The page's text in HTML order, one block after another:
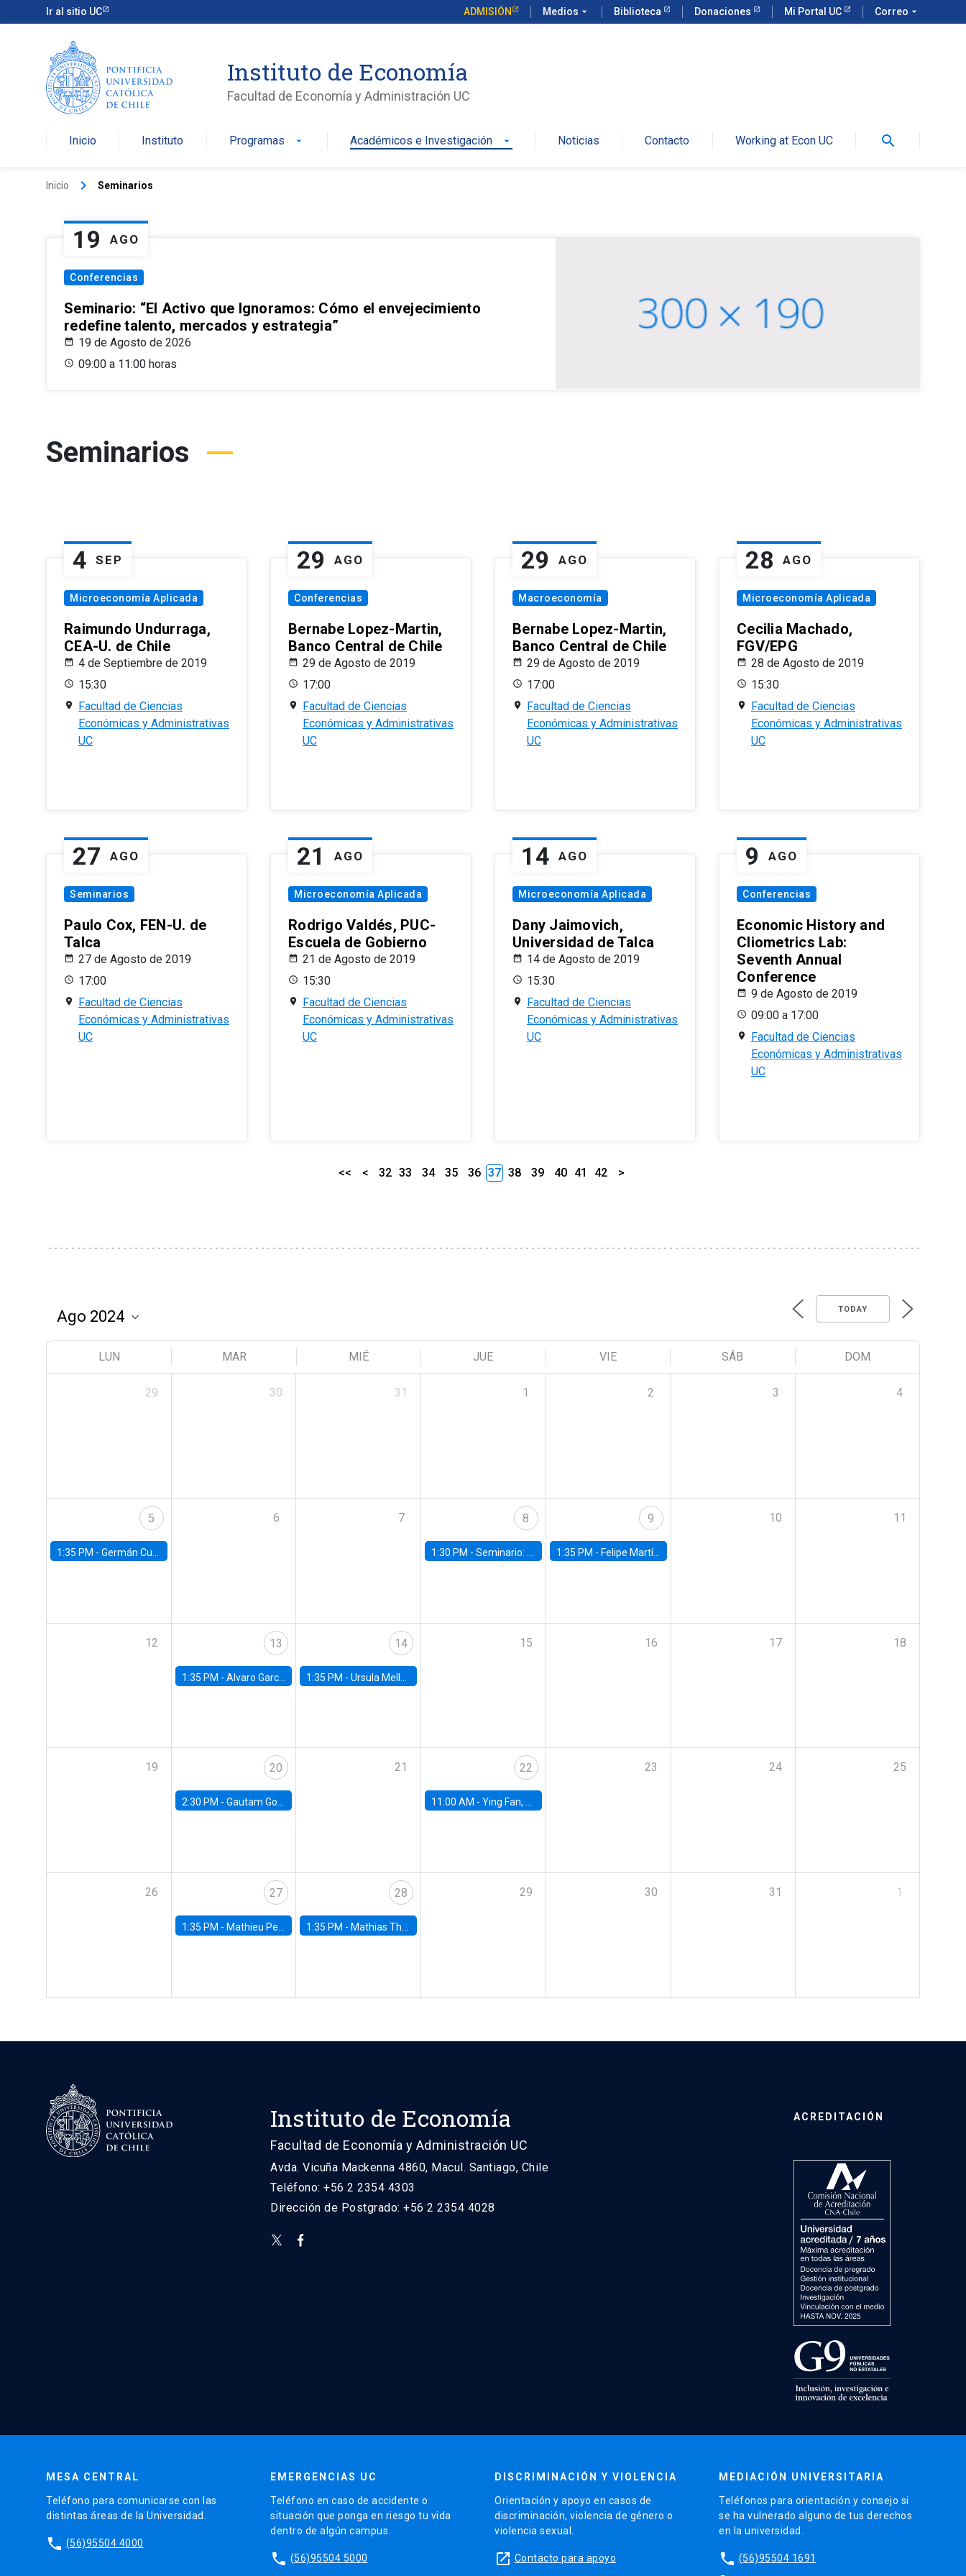
Ir al sitio UC ADMISIÓN Medios arrow_drop_down Biblioteca Donaciones Mi Portal UC Correo arrow_drop_down
Instituto de Economía
Facultad de Economía y Administración UC
Inicio Instituto Programas arrow_drop_down Académicos e Investigación arrow_drop_down Noticias Contacto Working at Econ UC search
Inicio keyboard_arrow_right Seminarios
19 AGO
Conferencias
Seminario: “El Activo que Ignoramos: Cómo el envejecimiento
redefine talento, mercados y estrategia”
19 de Agosto de 2026
09:00 a 11:00 horas
Seminarios
4 SEP
Microeconomía Aplicada
Raimundo Undurraga,
CEA-U. de Chile
4 de Septiembre de 2019
15:30
Facultad de Ciencias
Económicas y Administrativas
UC
29 AGO
Conferencias
Bernabe Lopez-Martin,
Banco Central de Chile
29 de Agosto de 2019
17:00
Facultad de Ciencias
Económicas y Administrativas
UC
29 AGO
Macroeconomía
Bernabe Lopez-Martin,
Banco Central de Chile
29 de Agosto de 2019
17:00
Facultad de Ciencias
Económicas y Administrativas
UC
28 AGO
Microeconomía Aplicada
Cecilia Machado,
FGV/EPG
28 de Agosto de 2019
15:30
Facultad de Ciencias
Económicas y Administrativas
UC
27 AGO
Seminarios
Paulo Cox, FEN-U. de
Talca
27 de Agosto de 2019
17:00
Facultad de Ciencias
Económicas y Administrativas
UC
21 AGO
Microeconomía Aplicada
Rodrigo Valdés, PUC-
Escuela de Gobierno
21 de Agosto de 2019
15:30
Facultad de Ciencias
Económicas y Administrativas
UC
14 AGO
Microeconomía Aplicada
Dany Jaimovich,
Universidad de Talca
14 de Agosto de 2019
15:30
Facultad de Ciencias
Económicas y Administrativas
UC
9 AGO
Conferencias
Economic History and
Cliometrics Lab:
Seventh Annual
Conference
9 de Agosto de 2019
09:00 a 17:00
Facultad de Ciencias
Económicas y Administrativas
UC
<< < 32 33 34 35 36 37 38 39 40 41 42 >
TODAY
LUN MAR MIÉ JUE VIE SÁB DOM
29 30 31 1 2 3 4
5
1:35 PM - Germán Cubas, University of Houston
6 7 8
1:30 PM -Seminario: “Recuperando la humanidad para progresar en la era de la IA»
9
1:35 PM - Felipe Martínez, alumno Doctorado en Economía UC
10 11
12 13
1:35 PM - Alvaro Garcia-Marin, Universidad de Los Andes
14
1:35 PM -Ursula Mello, Insper - Institute of Education and Research
15 16 17 18
19 20
2:30 PM - Gautam Gowrisankaran, Columbia University
21 22
11:00 AM -Ying Fan, University of Michigan
23 24 25
26 27
1:35 PM - Mathieu Pedemonte, IDB
28
1:35 PM - Mathias Thoenig, University of Lausanne
29 30 31 1
Instituto de Economía
Facultad de Economía y Administración UC
Avda. Vicuña Mackenna 4860, Macul. Santiago, Chile
Teléfono: +56 2 2354 4303
Dirección de Postgrado: +56 2 2354 4028
ACREDITACIÓN
MESA CENTRAL
Teléfono para comunicarse con las
distintas áreas de la Universidad.
phone (56)95504 4000
EMERGENCIAS UC
Teléfono en caso de accidente o
situación que ponga en riesgo tu vida
dentro de algún campus.
phone (56)95504 5000
DISCRIMINACIÓN Y VIOLENCIA
Orientación y apoyo en casos de
discriminación, violencia de género o
violencia sexual.
launch Contacto para apoyo
MEDIACIÓN UNIVERSITARIA
Teléfonos para orientación y consejo si
se ha vulnerado alguno de tus derechos
en la universidad.
phone (56)95504 1691